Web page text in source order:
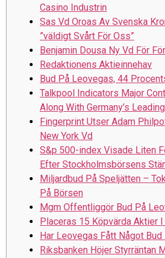
Casino Industrin
Sas Vd Oroas Av Svenska
”väldigt Svårt För Oss”
Benjamin Dousa Ny Vd För
Redaktionens Aktieinnehav
Bud På Leovegas, 44
Talkpool Indicators Major
Along With Germany’s
Fingerprint Utser Adam
New York Vd
S&p 500-index Visade Liten
Efter Stockholmsbörsens
Miljardbud På Speljätten –
På Börsen
Mgm Offentliggör Bud På
Placeras 15 Köpvärda Aktier
Har Leovegas Fått Något Bud
Riksbanken Höjer Styrräntan